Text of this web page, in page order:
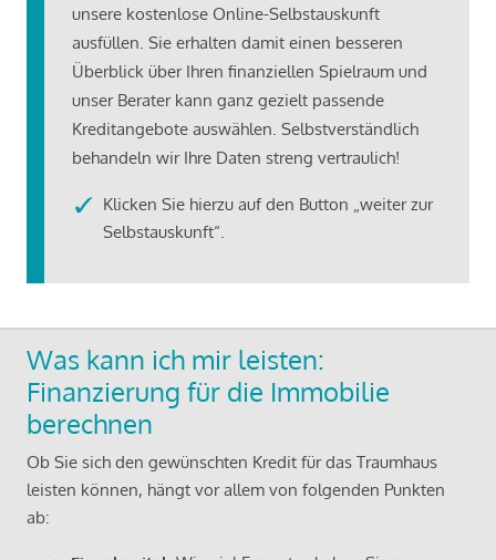
unsere kostenlose Online-Selbstauskunft
ausfüllen. Sie erhalten damit einen besseren
Überblick über Ihren finanziellen Spielraum und
unser Berater kann ganz gezielt passende
Kreditangebote auswählen. Selbstverständlich
behandeln wir Ihre Daten streng vertraulich!
Klicken Sie hierzu auf den Button „weiter zur
Selbstauskunft“.
Was kann ich mir leisten:
Finanzierung für die Immobilie
berechnen
Ob Sie sich den gewünschten Kredit für das Traumhaus
leisten können, hängt vor allem von folgenden Punkten
ab: